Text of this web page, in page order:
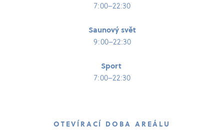
7:00–22:30
Saunový svět
9:00–22:30
Sport
7:00–22:30
OTEVÍRACÍ DOBA AREÁLU